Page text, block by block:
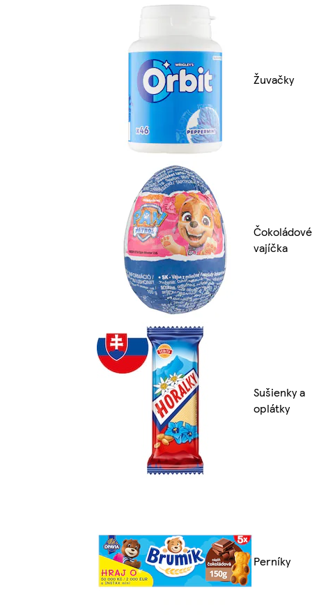
Žuvačky
Čokoládové
vajíčka
Sušienky a
oplátky
Perníky